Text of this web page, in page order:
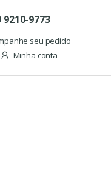
9210-9773
seu pedido
Minha conta